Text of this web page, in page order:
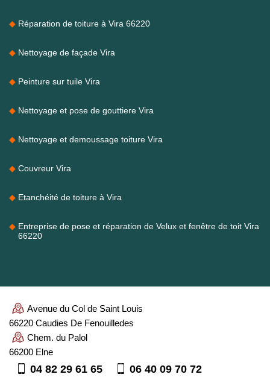
Réparation de toiture à Vira 66220
Nettoyage de façade Vira
Peinture sur tuile Vira
Nettoyage et pose de gouttiere Vira
Nettoyage et demoussage toiture Vira
Couvreur Vira
Etanchéité de toiture à Vira
Entreprise de pose et réparation de Velux et fenêtre de toit Vira
66220
Avenue du Col de Saint Louis
66220 Caudies De Fenouilledes
Chem. du Palol
66200 Elne
04 82 29 61 65 06 40 09 70 72